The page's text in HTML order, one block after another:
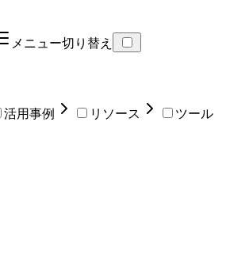
メニュー切り替え
活用事例 リソース
ツール